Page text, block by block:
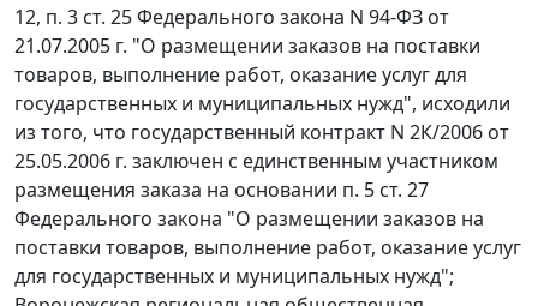
12, п. 3 ст. 25Федерального закона N 94-ФЗ от
21.07.2005 г. "О размещении заказов на поставки
товаров, выполнение работ, оказание услуг для
государственных и муниципальных нужд", исходили
из того, что государственный контракт N 2К/2006 от
25.05.2006 г. заключен с единственным участником
размещения заказа на основании п. 5 ст. 27
Федерального закона "О размещении заказов на
поставки товаров, выполнение работ, оказание услуг
для государственных и муниципальных нужд";